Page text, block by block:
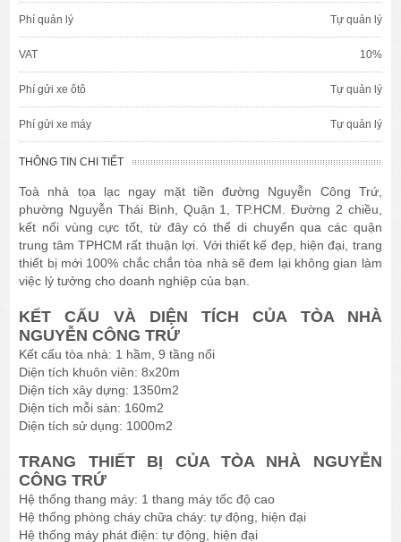
Phí quản lý Tự quản lý
VAT 10%
Phí gửi xe ôtô Tự quản lý
Phí gửi xe máy Tự quản lý
THÔNG TIN CHI TIẾT
Toà nhà tọa lạc ngay mặt tiền đường Nguyễn Công Trứ,
phường Nguyễn Thái Bình, Quận 1, TP.HCM. Đường 2 chiều,
kết nối vùng cực tốt, từ đây có thể di chuyển qua các quận
trung tâm TPHCM rất thuận lợi. Với thiết kế đẹp, hiện đại, trang
thiết bị mới 100% chắc chắn tòa nhà sẽ đem lại không gian làm
việc lý tưởng cho doanh nghiệp của bạn.
KẾT CẤU VÀ DIỆN TÍCH CỦA TÒA NHÀ
NGUYỄN CÔNG TRỨ
Kết cấu tòa nhà: 1 hầm, 9 tầng nổi
Diện tích khuôn viên: 8x20m
Diện tích xây dựng: 1350m2
Diện tích mỗi sàn: 160m2
Diện tích sử dụng: 1000m2
TRANG THIẾT BỊ CỦA TÒA NHÀ NGUYỄN
CÔNG TRỨ
Hệ thống thang máy: 1 thang máy tốc độ cao
Hệ thống phòng cháy chữa cháy: tự động, hiện đại
Hệ thống máy phát điện: tự động, hiện đại